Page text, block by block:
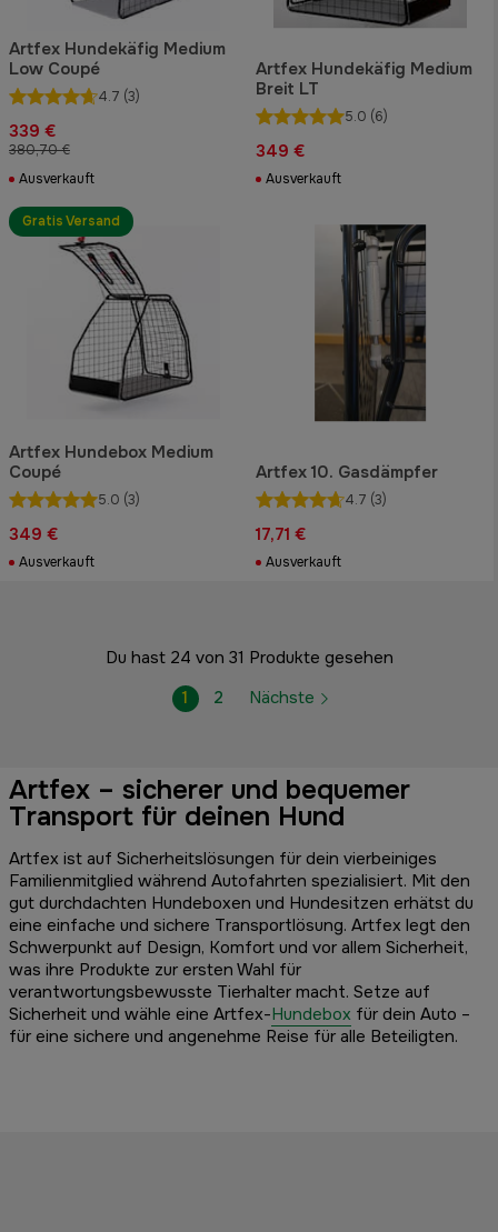
Artfex Hundekäfig Medium
Low Coupé
4.7 (3)
339 €
380,70 €
Ausverkauft
Artfex Hundekäfig Medium
Breit LT
5.0 (6)
349 €
Ausverkauft
Artfex Hundebox Medium
Coupé
5.0 (3)
349 €
Ausverkauft
Gratis Versand
Artfex 10. Gasdämpfer
4.7 (3)
17,71 €
Ausverkauft
Du hast 24 von 31 Produkte gesehen
1
2 Nächste
Artfex – sicherer und bequemer
Transport für deinen Hund
Artfex ist auf Sicherheitslösungen für dein vierbeiniges
Familienmitglied während Autofahrten spezialisiert. Mit den
gut durchdachten Hundeboxen und Hundesitzen erhätst du
eine einfache und sichere Transportlösung. Artfex legt den
Schwerpunkt auf Design, Komfort und vor allem Sicherheit,
was ihre Produkte zur ersten Wahl für
verantwortungsbewusste Tierhalter macht. Setze auf
Sicherheit und wähle eine Artfex-Hundebox für dein Auto –
für eine sichere und angenehme Reise für alle Beteiligten.